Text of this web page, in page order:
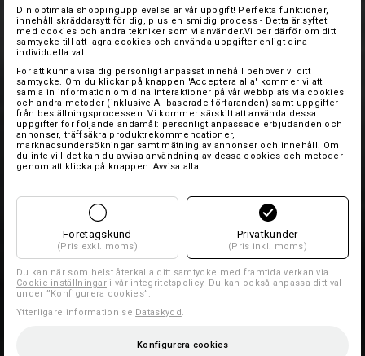
Din optimala shoppingupplevelse är vår uppgift! Perfekta funktioner,
innehåll skräddarsytt för dig, plus en smidig process - Detta är syftet
med cookies och andra tekniker som vi använder.Vi ber därför om ditt
samtycke till att lagra cookies och använda uppgifter enligt dina
individuella val.
För att kunna visa dig personligt anpassat innehåll behöver vi ditt
samtycke. Om du klickar på knappen 'Acceptera alla' kommer vi att
samla in information om dina interaktioner på vår webbplats via cookies
och andra metoder (inklusive AI‑baserade förfaranden) samt uppgifter
från beställningsprocessen. Vi kommer särskilt att använda dessa
uppgifter för följande ändamål: personligt anpassade erbjudanden och
annonser, träffsäkra produktrekommendationer,
marknadsundersökningar samt mätning av annonser och innehåll. Om
du inte vill det kan du avvisa användning av dessa cookies och metoder
genom att klicka på knappen 'Avvisa alla'.
Företagskund
(Pris exkl. moms)
Privatkunder
(Pris inkl. moms)
Du kan när som helst återkalla ditt samtycke med framtida verkan via
Cookie-inställningar i vår integritetspolicy. Du kan också anpassa ditt val
under ”Konfigurera cookies”.
Ytterligare information se Dataskydd
Konfigurera cookies